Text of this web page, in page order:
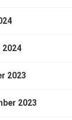
2024
2023
2023